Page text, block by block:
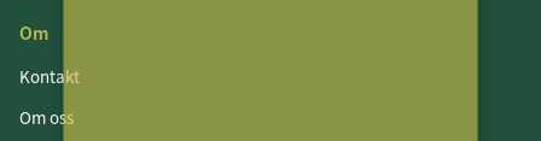
Om
Kontakt
Om oss